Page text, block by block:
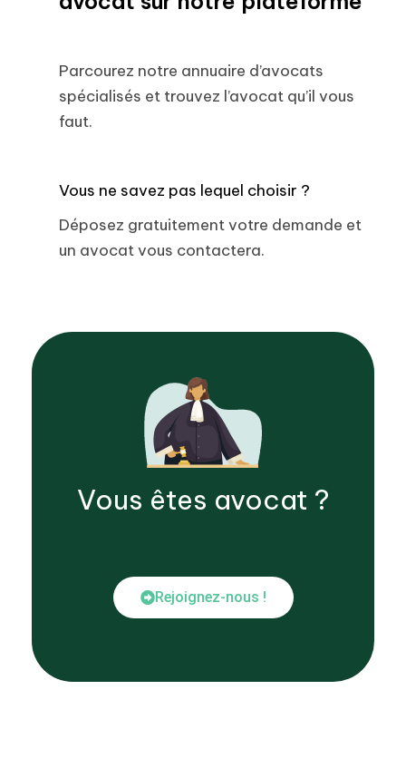
Parcourez notre annuaire d’avocats
spécialisés et trouvez l’avocat qu’il vous
faut.
Vous ne savez pas lequel choisir ?
Déposez gratuitement votre demande et
un avocat vous contactera.
Vous êtes avocat ?
Rejoignez-nous !